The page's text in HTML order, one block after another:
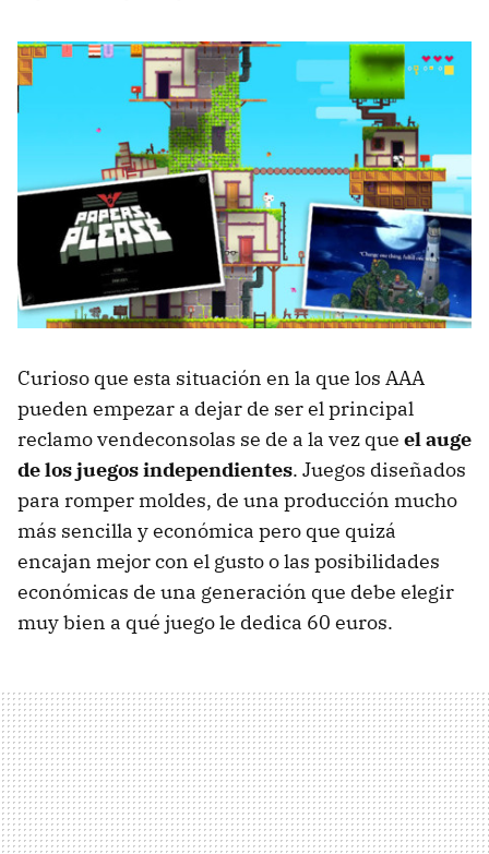
Curioso que esta situación en la que los AAA
pueden empezar a dejar de ser el principal
reclamo vendeconsolas se de a la vez que el auge
de los juegos independientes. Juegos diseñados
para romper moldes, de una producción mucho
más sencilla y económica pero que quizá
encajan mejor con el gusto o las posibilidades
económicas de una generación que debe elegir
muy bien a qué juego le dedica 60 euros.